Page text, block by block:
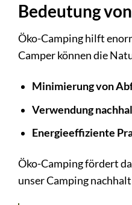
Bedeutung
Öko-Camping hilft
Camper können die
Minimierung von
Verwendung
Energieeffiziente
Öko-Camping fördert
unser Camping